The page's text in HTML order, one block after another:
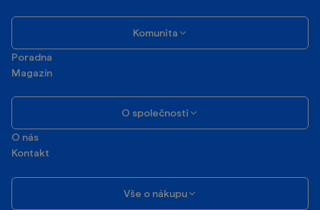
Komunita
Poradna
Magazín
O společnosti
O nás
Kontakt
Vše o nákupu